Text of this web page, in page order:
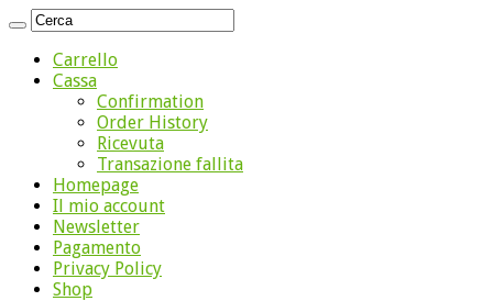
Carrello
Cassa
Confirmation
Order History
Ricevuta
Transazione fallita
Homepage
Il mio account
Newsletter
Pagamento
Privacy Policy
Shop